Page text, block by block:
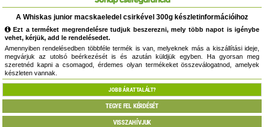
A Whiskas junior macskaeledel csirkével 300g készletinformációihoz
Ezt a terméket megrendelésre tudjuk beszerezni, mely több napot is igénybe
vehet, kérjük, add le rendelésedet.
Amennyiben rendelésedben többféle termék is van, melyeknek más a kiszállítási ideje,
megvárjuk az utolsó beérkezését is és azután küldjük egyben. Ha gyorsan meg
szeretnéd kapni a csomagod, érdemes olyan termékeket összeválogatnod, amelyek
készleten vannak.
JOBB ÁRAT TALÁLT?
TEGYE FEL KÉRDÉSÉT
VISSZAHÍVJUK